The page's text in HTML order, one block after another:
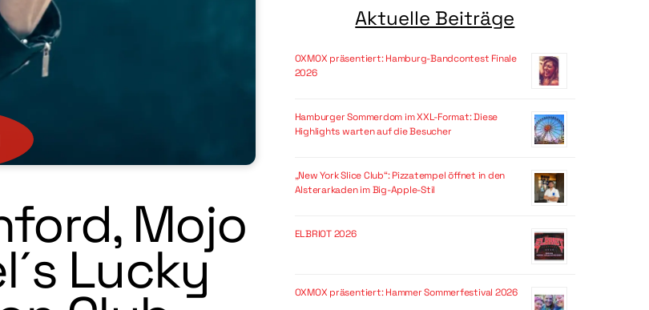
Mojo
Lucky
Aktuelle Beiträge
OXMOX präsentiert: Hamburg-Bandcontest Finale
2026
Hamburger Sommerdom im XXL-Format: Diese
Highlights warten auf die Besucher
„New York Slice Club“: Pizzatempel öffnet in den
Alsterarkaden im Big-Apple-Stil
ELBRIOT 2026
OXMOX präsentiert: Hammer Sommerfestival 2026